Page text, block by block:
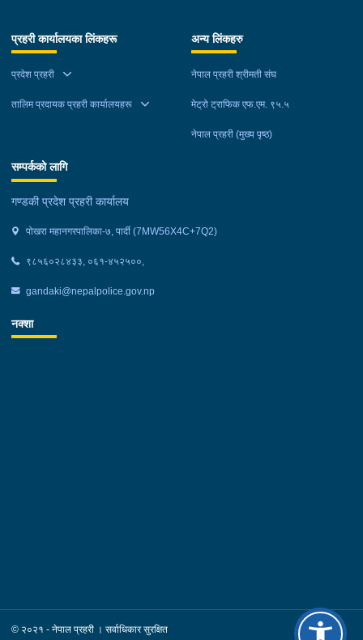
प्रहरी कार्यालयका लिंकहरू
प्रदेश प्रहरी
तालिम प्रदायक प्रहरी कार्यालयहरू
अन्य लिंकहरु
नेपाल प्रहरी श्रीमती संघ
मेट्रो ट्राफिक एफ.एम. ९५.५
नेपाल प्रहरी (मुख्य पृष्ठ)
सम्पर्कको लागि
गण्डकी प्रदेश प्रहरी कार्यालय
पोखरा महानगरपालिका-७, पार्दी (7MW56X4C+7Q2)
९८५६०२८४३३, ०६१-४५२५००,
gandaki@nepalpolice.gov.np
नक्शा
© २०२१ - नेपाल प्रहरी । सर्वाधिकार सुरक्षित